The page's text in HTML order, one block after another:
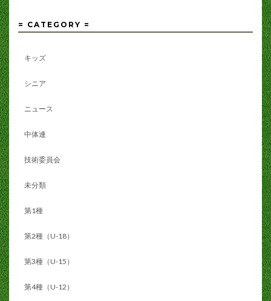
= CATEGORY =
キッズ
シニア
ニュース
中体連
技術委員会
未分類
第1種
第2種（U-18）
第3種（U-15）
第4種（U-12）